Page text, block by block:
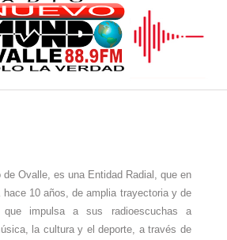
de Ovalle, es una Entidad Radial, que en
10 años, de amplia trayectoria y de
que impulsa a sus radioescuchas a
la cultura y el deporte, a través de